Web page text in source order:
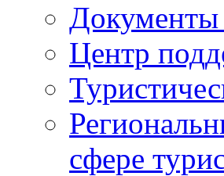
Документы
Центр
сфере